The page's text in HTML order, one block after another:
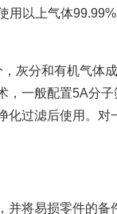
用以上气体
灰分和有机气体
一般配置5A分
过滤后使用。
将易损零件的